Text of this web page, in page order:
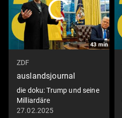
43 min
ZDF
auslandsjournal
die doku: Trump und seine
Milliardäre
27.02.2025